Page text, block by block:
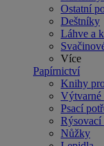
Ostatní
Deštníky
Láhve a
Více
Papírnictví
Knihy
Výtvarné
Psací
Rýsovací
Nůžky